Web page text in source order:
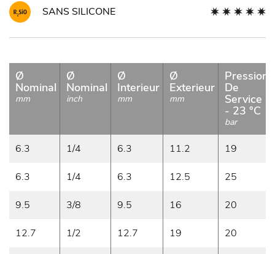
SANS SILICONE
Ø
Nominal
mm
Ø
Nominal
inch
Ø
Interieur
mm
Ø
Exterieur
mm
Pression
De
Service
- 23 °C
bar
6.3 1/4 6.3 11.2 19
6.3 1/4 6.3 12.5 25
9.5 3/8 9.5 16 20
12.7 1/2 12.7 19 20